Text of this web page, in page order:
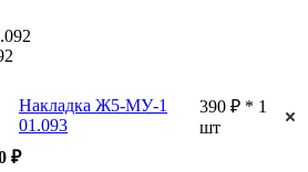
Накладка Ж5-МУ-1
01.093
390 ₽ * 1
шт
₽